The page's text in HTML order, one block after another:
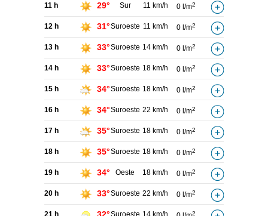
11 h 29° Sur 11 km/h 0 l/m2
12 h 31°Suroeste 11 km/h 0 l/m2
13 h 33°Suroeste 14 km/h 0 l/m2
14 h 33°Suroeste 18 km/h 0 l/m2
15 h 34°Suroeste 18 km/h 0 l/m2
16 h 34°Suroeste 22 km/h 0 l/m2
17 h 35°Suroeste 18 km/h 0 l/m2
18 h 35°Suroeste 18 km/h 0 l/m2
19 h 34° Oeste 18 km/h 0 l/m2
20 h 33°Suroeste 22 km/h 0 l/m2
2